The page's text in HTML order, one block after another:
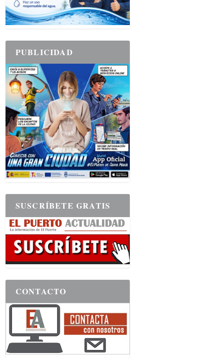
PUBLICIDAD
SUSCRÍBETE GRATIS
CONTACTO